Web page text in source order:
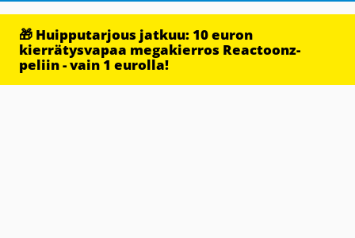
🎁 Huipputarjous jatkuu: 10 euron
kierrätysvapaa megakierros Reactoonz-
peliin - vain 1 eurolla!